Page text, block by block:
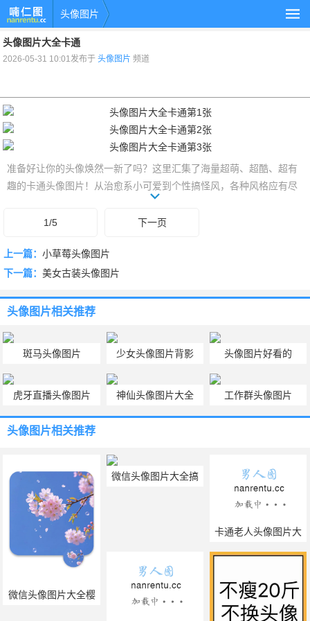
头像图片
头像图片大全卡通
2026-05-31 10:01发布于头像图片 频道
准备好让你的头像焕然一新了吗？这里汇集了海量超萌、超酷、超有
趣的卡通头像图片！从治愈系小可爱到个性搞怪风，各种风格应有尽
有。无论你是想卖萌、耍酷还是表达独特品味，都能在这里找到你的
专属标志。赶紧往下翻，挑一张最能代表你的卡通头像，瞬间点亮你
1/5 下一页
上一篇： 小草莓头像图片
下一篇： 美女古装头像图片
头像图片相关推荐
斑马头像图片 少女头像图片背影 头像图片好看的
虎牙直播头像图片 神仙头像图片大全 工作群头像图片
头像图片相关推荐
微信头像图片大全樱
微信头像图片大全搞
卡通老人头像图片大
全